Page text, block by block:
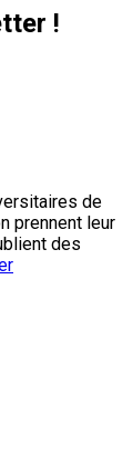
!
de
prennent leur
des